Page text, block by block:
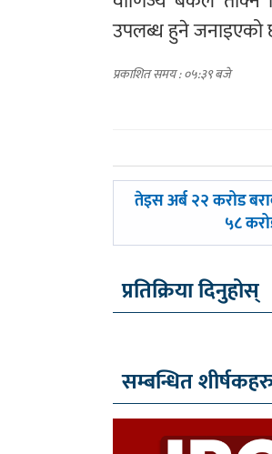
उपलब्ध हुने जनाइएको
प्रकाशित समय : ०५:३९ बजे
पछिल्लाे
तेइस अर्ब २२ करोड
५८
प्रतिक्रिया दिनुहोस्
सम्बन्धित